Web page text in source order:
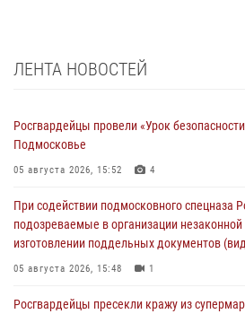
ЛЕНТА НОВОСТЕЙ
Росгвардейцы провели «Урок
Подмосковье
05 августа 2026, 15:52 4
При содействии подмосковного спецназа
подозреваемые в организации
изготовлении поддельных документов
05 августа 2026, 15:48 1
Росгвардейцы пресекли кражу из